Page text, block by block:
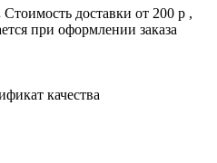
Стоимость доставки от 200 р ,
при оформлении заказа
качества